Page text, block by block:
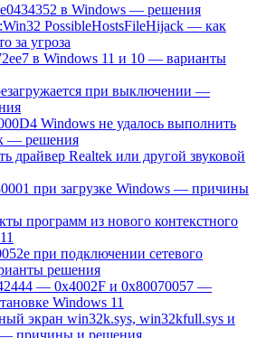
в Windows — решения
PossibleHostsFileHijack — как
за угроза
в Windows 11 и 10 — варианты
при выключении —
Windows не удалось выполнить
— решения
драйвер Realtek или другой звуковой
при загрузке Windows — причины
программ из нового контекстного
при подключении сетевого
решения
— 0x4002F и 0x80070057 —
Windows 11
экран win32k.sys, win32kfull.sys и
— причины и решения